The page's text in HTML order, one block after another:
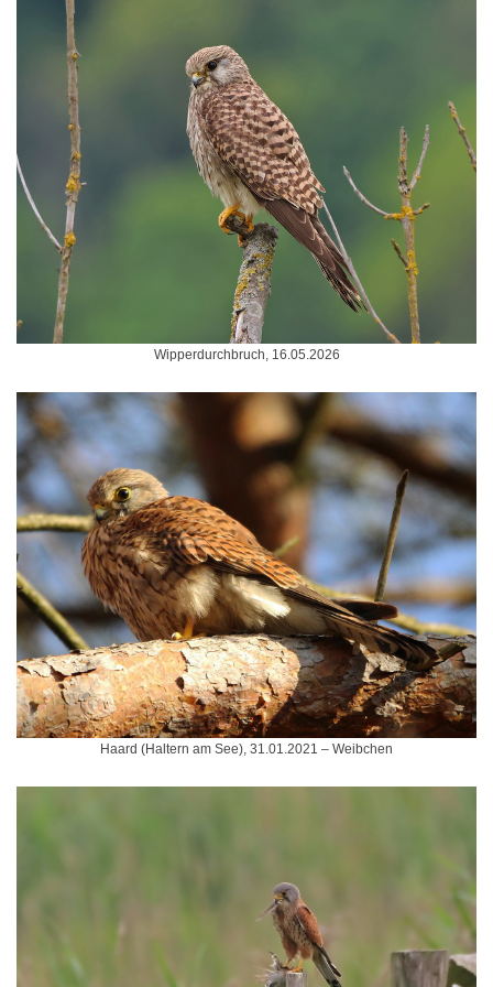
Wipperdurchbruch, 16.05.2026
Haard (Haltern am See), 31.01.2021 – Weibchen